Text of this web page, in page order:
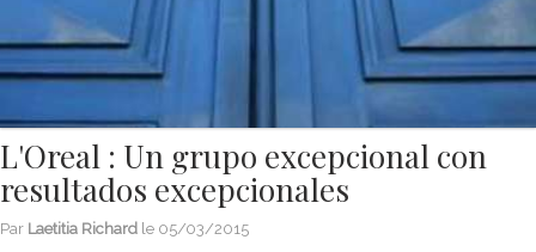
L'Oreal : Un grupo excepcional con
resultados excepcionales
Par Laetitia Richard le 05/03/2015